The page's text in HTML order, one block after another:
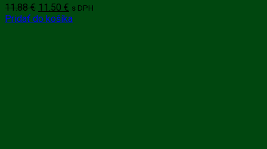
11.88€ Pôvodná
cena
11.50 € Aktuálna
cena
s DPH
Pridať do košíka